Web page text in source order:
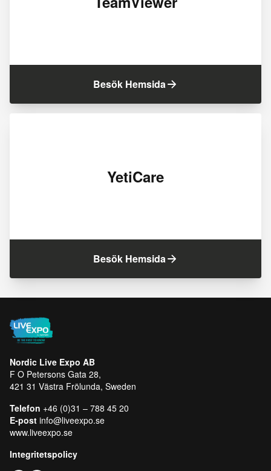
Besök Hemsida
YetiCare
Besök Hemsida
Nordic Live Expo AB
F O Petersons Gata 28,
421 31 Västra Frölunda, Sweden
Telefon +46 (0)31 – 788 45 20
E-post info@liveexpo.se
www.liveexpo.se
Integritetspolicy